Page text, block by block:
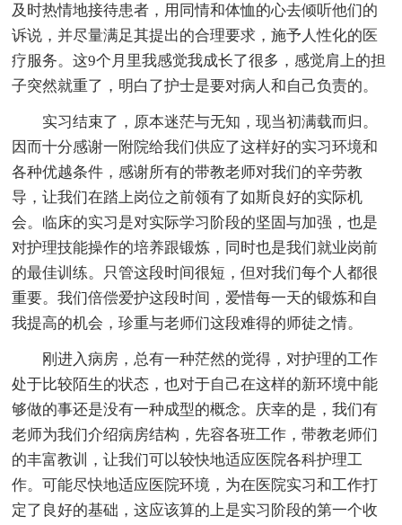
及时热情地接待患者，用同情和体恤的心去倾听他们的
诉说，并尽量满足其提出的合理要求，施予人性化的医
疗服务。这9个月里我感觉我成长了很多，感觉肩上的担
子突然就重了，明白了护士是要对病人和自己负责的。
实习结束了，原本迷茫与无知，现当初满载而归。
因而十分感谢一附院给我们供应了这样好的实习环境和
各种优越条件，感谢所有的带教老师对我们的辛劳教
导，让我们在踏上岗位之前领有了如斯良好的实际机
会。临床的实习是对实际学习阶段的坚固与加强，也是
对护理技能操作的培养跟锻炼，同时也是我们就业岗前
的最佳训练。只管这段时间很短，但对我们每个人都很
重要。我们倍偿爱护这段时间，爱惜每一天的锻炼和自
我提高的机会，珍重与老师们这段难得的师徒之情。
刚进入病房，总有一种茫然的觉得，对护理的工作
处于比较陌生的状态，也对于自己在这样的新环境中能
够做的事还是没有一种成型的概念。庆幸的是，我们有
老师为我们介绍病房结构，先容各班工作，带教老师们
的丰富教训，让我们可以较快地适应医院各科护理工
作。可能尽快地适应医院环境，为在医院实习和工作打
定了良好的基础，这应该算的上是实习阶段的第一个收